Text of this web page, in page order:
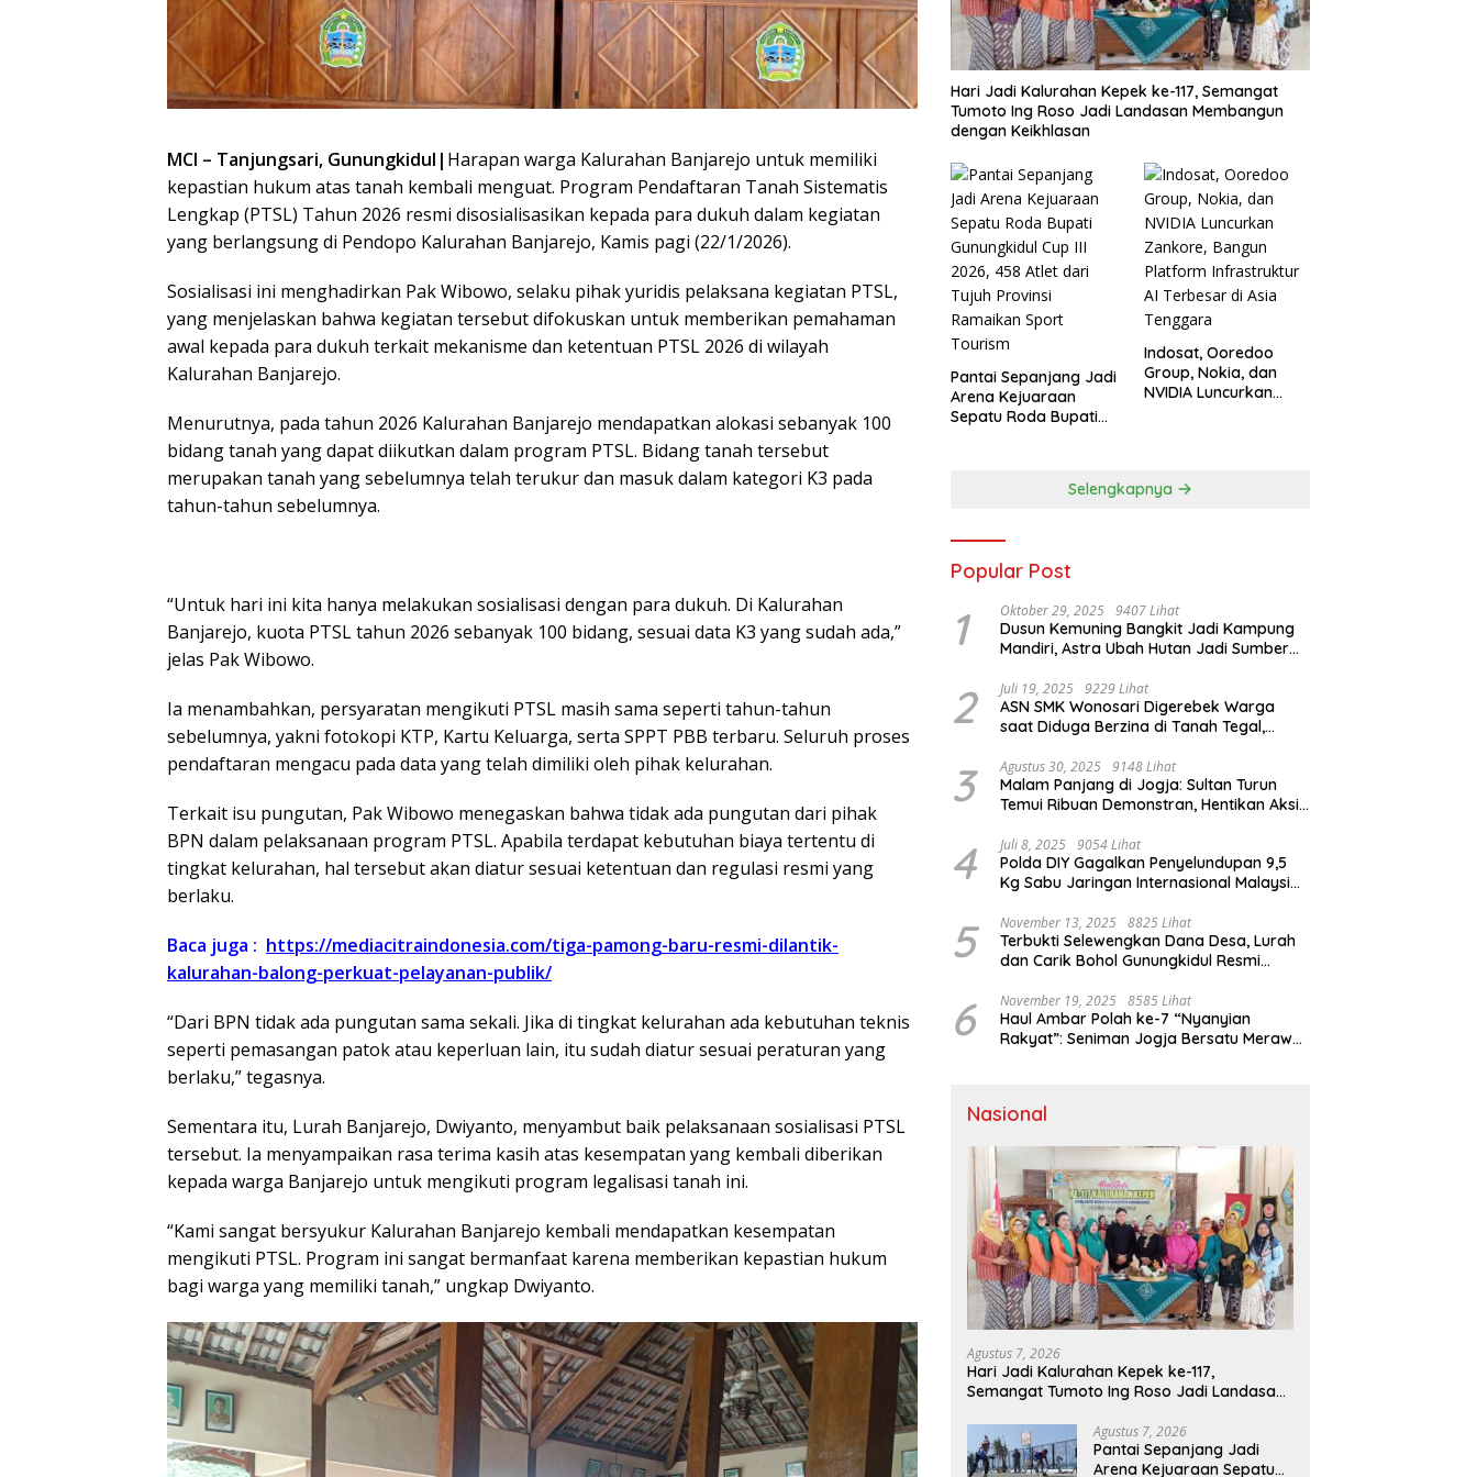
MCI – Tanjungsari, Gunungkidul| Harapan warga Kalurahan Banjarejo untuk memiliki
kepastian hukum atas tanah kembali menguat. Program Pendaftaran Tanah Sistematis
Lengkap (PTSL) Tahun 2026 resmi disosialisasikan kepada para dukuh dalam kegiatan
yang berlangsung di Pendopo Kalurahan Banjarejo, Kamis pagi (22/1/2026).
Sosialisasi ini menghadirkan Pak Wibowo, selaku pihak yuridis pelaksana kegiatan PTSL,
yang menjelaskan bahwa kegiatan tersebut difokuskan untuk memberikan pemahaman
awal kepada para dukuh terkait mekanisme dan ketentuan PTSL 2026 di wilayah
Kalurahan Banjarejo.
Menurutnya, pada tahun 2026 Kalurahan Banjarejo mendapatkan alokasi sebanyak 100
bidang tanah yang dapat diikutkan dalam program PTSL. Bidang tanah tersebut
merupakan tanah yang sebelumnya telah terukur dan masuk dalam kategori K3 pada
tahun-tahun sebelumnya.
“Untuk hari ini kita hanya melakukan sosialisasi dengan para dukuh. Di Kalurahan
Banjarejo, kuota PTSL tahun 2026 sebanyak 100 bidang, sesuai data K3 yang sudah ada,”
jelas Pak Wibowo.
Ia menambahkan, persyaratan mengikuti PTSL masih sama seperti tahun-tahun
sebelumnya, yakni fotokopi KTP, Kartu Keluarga, serta SPPT PBB terbaru. Seluruh proses
pendaftaran mengacu pada data yang telah dimiliki oleh pihak kelurahan.
Terkait isu pungutan, Pak Wibowo menegaskan bahwa tidak ada pungutan dari pihak
BPN dalam pelaksanaan program PTSL. Apabila terdapat kebutuhan biaya tertentu di
tingkat kelurahan, hal tersebut akan diatur sesuai ketentuan dan regulasi resmi yang
berlaku.
Baca juga : https://mediacitraindonesia.com/tiga-pamong-baru-resmi-dilantik-
kalurahan-balong-perkuat-pelayanan-publik/
“Dari BPN tidak ada pungutan sama sekali. Jika di tingkat kelurahan ada kebutuhan teknis
seperti pemasangan patok atau keperluan lain, itu sudah diatur sesuai peraturan yang
berlaku,” tegasnya.
Sementara itu, Lurah Banjarejo, Dwiyanto, menyambut baik pelaksanaan sosialisasi PTSL
tersebut. Ia menyampaikan rasa terima kasih atas kesempatan yang kembali diberikan
kepada warga Banjarejo untuk mengikuti program legalisasi tanah ini.
“Kami sangat bersyukur Kalurahan Banjarejo kembali mendapatkan kesempatan
mengikuti PTSL. Program ini sangat bermanfaat karena memberikan kepastian hukum
bagi warga yang memiliki tanah,” ungkap Dwiyanto.
Hari Jadi Kalurahan Kepek ke-117, Semangat
Tumoto Ing Roso Jadi Landasan Membangun
dengan Keikhlasan
Pantai Sepanjang Jadi
Arena Kejuaraan
Sepatu Roda Bupati
Ramaikan Sport
Indosat, Ooredoo
Group, Nokia, dan
NVIDIA Luncurkan
Selengkapnya
Popular Post
1 Oktober 29, 2025 9407 Lihat
Dusun Kemuning Bangkit Jadi Kampung
Mandiri, Astra Ubah Hutan Jadi Sumber
2 Juli 19, 2025 9229 Lihat
ASN SMK Wonosari Digerebek Warga
saat Diduga Berzina di Tanah Tegal,
3 Agustus 30, 2025 9148 Lihat
Malam Panjang di Jogja: Sultan Turun
Temui Ribuan Demonstran, Hentikan Aksi
4 Juli 8, 2025 9054 Lihat
Polda DIY Gagalkan Penyelundupan 9,5
Kg Sabu Jaringan Internasional Malaysia-
5 November 13, 2025 8825 Lihat
Terbukti Selewengkan Dana Desa, Lurah
dan Carik Bohol Gunungkidul Resmi
6 November 19, 2025 8585 Lihat
Haul Ambar Polah ke-7 “Nyanyian
Rakyat”: Seniman Jogja Bersatu Merawat
Nasional
Agustus 7, 2026
Hari Jadi Kalurahan Kepek ke-117,
Semangat Tumoto Ing Roso Jadi Landasan
Agustus 7, 2026
Pantai Sepanjang Jadi
Arena Kejuaraan Sepatu